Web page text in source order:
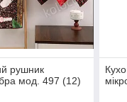
рушник
мод. 497 (12)